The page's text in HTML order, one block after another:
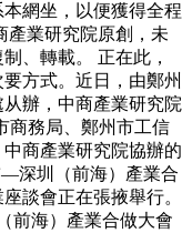
網坐，以便獲得全程
產業研究院原創，未
、轉載。 正在此，
方式。近日，由鄭州
辦，中商產業研究院
商務局、鄭州市工信
商產業研究院協辦的
—深圳（前海）產業合
談會正在張掖舉行。
前海）產業合做大會